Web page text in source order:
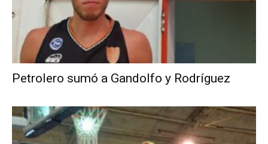
Petrolero sumó a Gandolfo y Rodríguez